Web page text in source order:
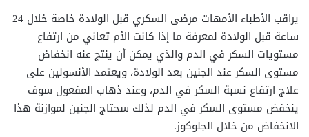
يراقب الأطباء الأمهات مرضى السكري قبل الولادة خاصة خلال 24
ساعة قبل الولادة لمعرفة ما إذا كانت الأم تعاني من ارتفاع
مستويات السكر في الدم والذي يمكن أن ينتج عنه انخفاض
مستوى السكر عند الجنين بعد الولادة، ويعتمد الأنسولين على
علاج ارتفاع نسبة السكر في الدم، وعند ذهاب المفعول سوف
ينخفض مستوى السكر في الدم لذلك سحتاج الجنين لموازنة هذا
الانخفاض من خلال الجلوكوز.